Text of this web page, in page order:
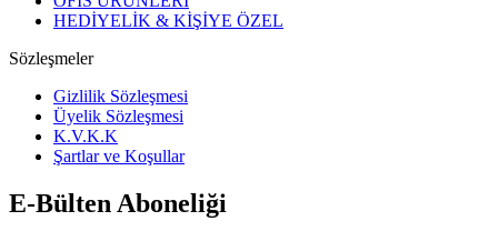
HEDİYELİK & KİŞİYE ÖZEL
Sözleşmeler
Gizlilik Sözleşmesi
Üyelik Sözleşmesi
K.V.K.K
Şartlar ve Koşullar
E-Bülten Aboneliği